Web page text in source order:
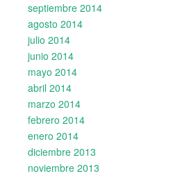
septiembre 2014
agosto 2014
julio 2014
junio 2014
mayo 2014
abril 2014
marzo 2014
febrero 2014
enero 2014
diciembre 2013
noviembre 2013